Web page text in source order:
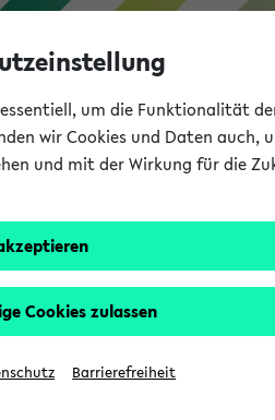
um die Funktionalität
wir Cookies und Daten
und mit der Wirkung für die
Cookies zulassen
Barrierefreiheit